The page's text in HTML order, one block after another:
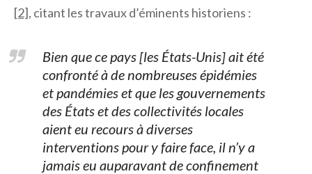
[2], citant les travaux d’éminents historiens :
Bien que ce pays [les États-Unis] ait été
confronté à de nombreuses épidémies
et pandémies et que les gouvernements
des États et des collectivités locales
aient eu recours à diverses
interventions pour y faire face, il n’y a
jamais eu auparavant de confinement